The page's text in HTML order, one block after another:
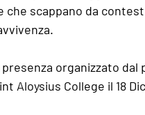
scappano da
organizzato
Aloysius College il 18